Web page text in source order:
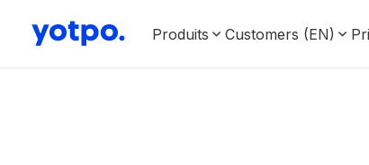
Produits Customers (EN)